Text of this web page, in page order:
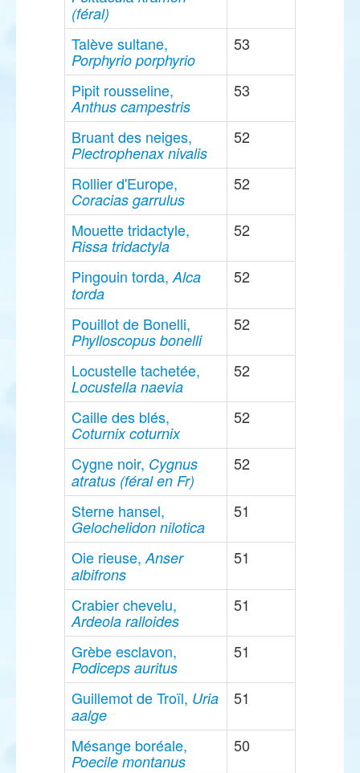
(féral)
Talève sultane,
Porphyrio porphyrio
53
Pipit rousseline,
Anthus campestris
53
Bruant des neiges,
Plectrophenax nivalis
52
Rollier d'Europe,
Coracias garrulus
52
Mouette tridactyle,
Rissa tridactyla
52
Pingouin torda,Alca
torda
52
Pouillot de Bonelli,
Phylloscopus bonelli
52
Locustelle tachetée,
Locustella naevia
52
Caille des blés,
Coturnix coturnix
52
Cygne noir, Cygnus
atratus (féral en Fr)
52
Sterne hansel,
Gelochelidon nilotica
51
Oie rieuse,Anser
albifrons
51
Crabier chevelu,
Ardeola ralloides
51
Grèbe esclavon,
Podiceps auritus
51
Guillemot de Troïl, Uria
aalge
51
Mésange boréale,
Poecile montanus
50